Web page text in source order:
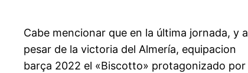
Cabe mencionar que en la última jornada, y a
pesar de la victoria del Almería, equipacion
barça 2022 el «Biscotto» protagonizado por